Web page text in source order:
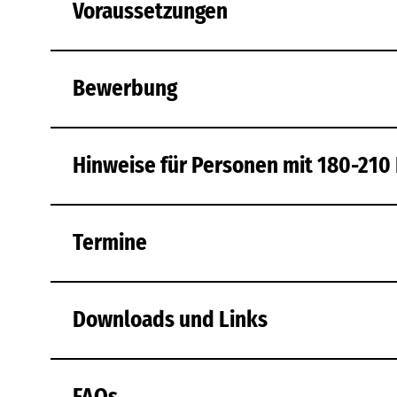
Voraussetzungen
Bewerbung
Hinweise für Personen mit 180-210
Termine
Downloads und Links